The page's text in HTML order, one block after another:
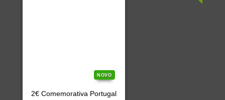
NOVO
2€ Comemorativa Portugal